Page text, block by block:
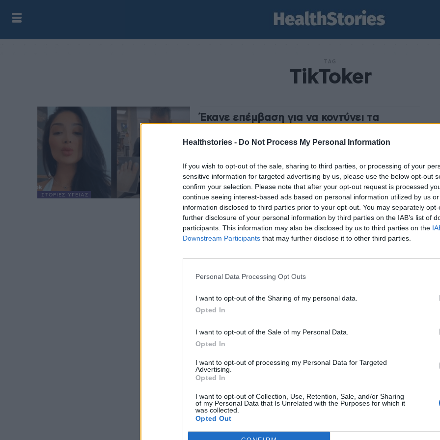
Healthstories - Do Not Process My Personal Information
If you wish to opt-out of the sale, sharing to third parties, or processing of your
sensitive information for targeted advertising by us, please use the below opt-out
confirm your selection. Please note that after your opt-out request is processed
continue seeing interest-based ads based on personal information utilized by us
information disclosed to third parties prior to your opt-out. You may separately
further disclosure of your personal information by third parties on the IAB’s list of
participants. This information may also be disclosed by us to third parties on the
Downstream Participants that may further disclose it to other third parties.
Personal Data Processing Opt Outs
I want to opt-out of the Sharing of my personal data.
Opted In
I want to opt-out of the Sale of my Personal Data.
Opted In
I want to opt-out of processing my Personal Data for Targeted
Advertising.
Opted In
I want to opt-out of Collection, Use, Retention, Sale, and/or Sharing
of my Personal Data that Is Unrelated with the Purposes for which it
was collected.
Opted Out
TAG
TikToker
ΙΣΤΟΡΊΕΣ ΥΓΕΊΑΣ
Έκανε επέμβαση για να κοντύνει τα
δημιουργούσαν ανασφάλεια
Έκανε επέμβαση για να κοντύνει τα δάχτυλα των ποδιών της
επειδή της δημιουργούσαν ανασφάλεια και δέχεται χλευασμό
χωρίς οίκτο εδώ και καιρό μια TikToker...